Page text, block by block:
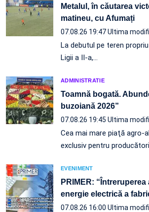
Metalul, în căutarea
matineu, cu Afumați
07.08.26 19:47Ultima
La debutul pe teren
Ligii a II-a,…
ADMINISTRATIE
Toamnă bogată.
buzoiană 2026”
07.08.26 19:45 Ultima
Cea mai mare piaţă agro-
exclusiv pentru
EVENIMENT
PRIMER:
energie electrică a
07.08.26 16:00 Ultima